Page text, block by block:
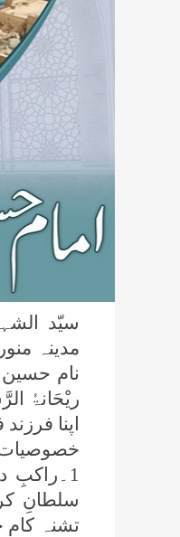
مدینہ
نام حسین
ریْحَانۃُ
اپنا فرزند
سلطانِ
تشنہ